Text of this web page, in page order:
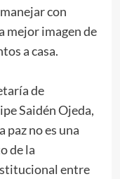
con
mejor imagen de
a casa.
de
Saidén Ojeda,
paz no es una
de la
entre